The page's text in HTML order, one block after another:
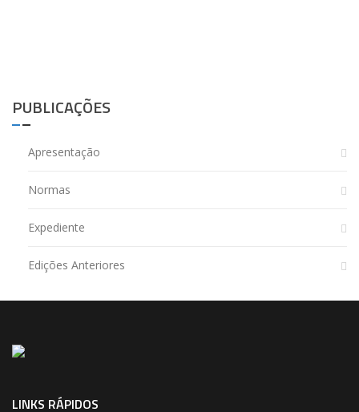
PUBLICAÇÕES
Apresentação
Normas
Expediente
Edições Anteriores
LINKS RÁPIDOS